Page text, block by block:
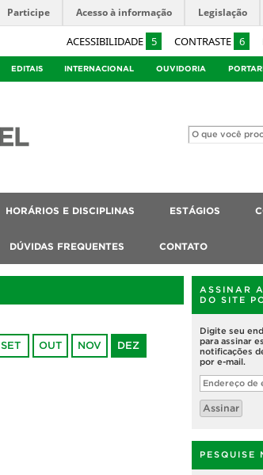
ACESSIBILIDADE 5 CONTRASTE 6
Participe Acesso à informação Legislação
EDITAIS INTERNACIONAL OUVIDORIA
HORÁRIOS E DISCIPLINAS ESTÁGIOS
DÚVIDAS FREQUENTES CONTATO
SET OUT NOV DEZ
ASSINAR
DO SITE
Digite seu
para assinar
notificações
por e-mail.
Endereço
de
e-
mail
Assinar
PESQUISE